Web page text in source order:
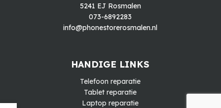
5241 EJ Rosmalen
073-6892283
info@phonestorerosmalen.nl
HANDIGE LINKS
Telefoon reparatie
Tablet reparatie
Laptop reparatie